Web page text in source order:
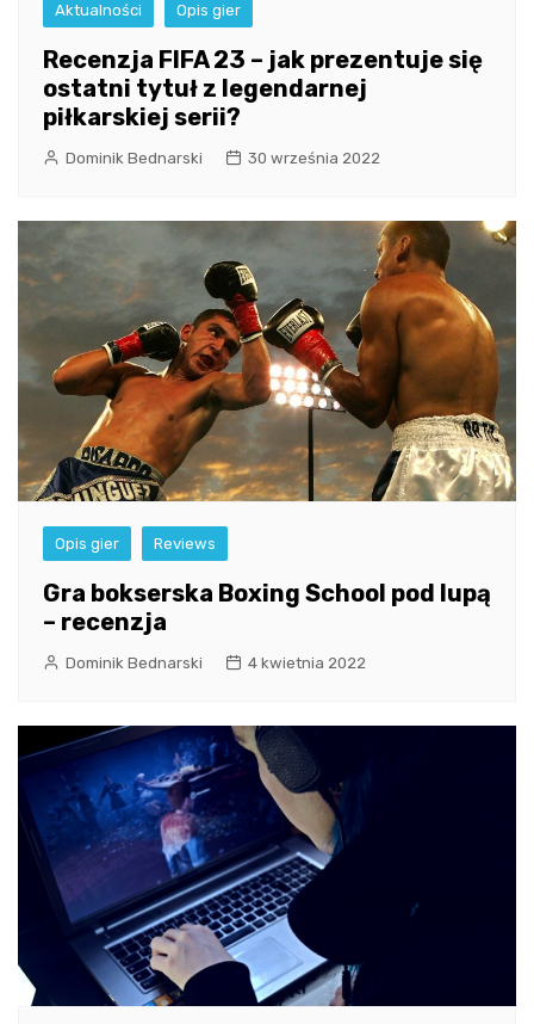
Aktualności Opis gier
Recenzja FIFA 23 – jak prezentuje się
ostatni tytuł z legendarnej
piłkarskiej serii?
Dominik Bednarski 30 września 2022
Opis gier Reviews
Gra bokserska Boxing School pod lupą
– recenzja
Dominik Bednarski 4 kwietnia 2022